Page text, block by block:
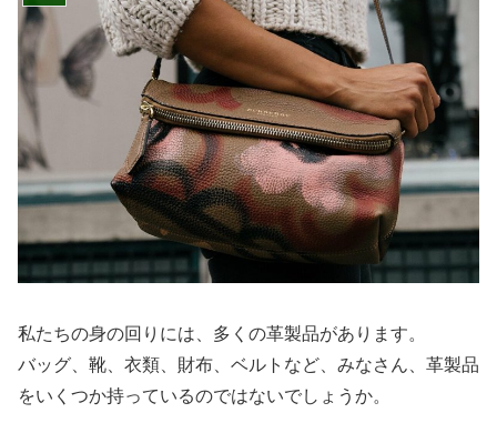
私たちの身の回りには、多くの革製品があります。
バッグ、靴、衣類、財布、ベルトなど、みなさん、革製品
をいくつか持っているのではないでしょうか。